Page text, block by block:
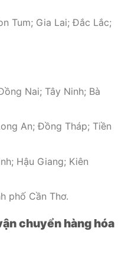
Tum; Gia Lai; Đắc Lắc;
Nai; Tây Ninh; Bà
An; Đồng Tháp; Tiền
Hậu Giang; Kiên
phố Cần Thơ.
chuyển hàng hóa